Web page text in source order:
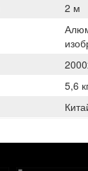
2 м
5,6